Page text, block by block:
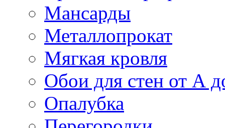
Мансарды
Металлопрокат
Мягкая кровля
Обои для стен от А
Опалубка